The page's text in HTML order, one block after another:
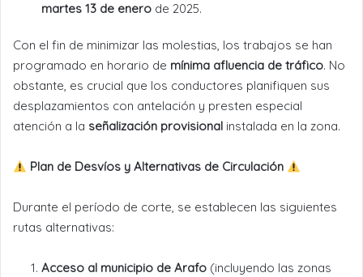
martes 13 de enero de 2025.
Con el fin de minimizar las molestias, los trabajos se han
programado en horario de mínima afluencia de tráfico. No
obstante, es crucial que los conductores planifiquen sus
desplazamientos con antelación y presten especial
atención a la señalización provisional instalada en la zona.
Plan de Desvíos y Alternativas de Circulación
Durante el período de corte, se establecen las siguientes
rutas alternativas:
Acceso al municipio de Arafo (incluyendo las zonas